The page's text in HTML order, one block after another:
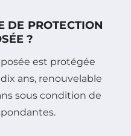
DE PROTECTION
?
est protégée
ans, renouvelable
sous condition de